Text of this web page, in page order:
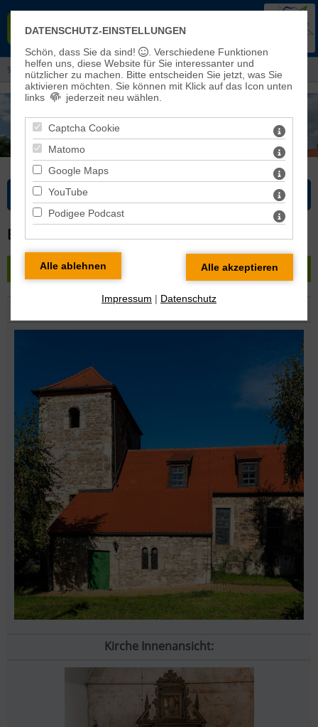
EISLEBEN-SÖMMERDA
Sie sind hier: Kirchenkreis > Pfarrbereiche und Kirchengemeinden
Bitte wählen Sie...
BURGSDORF
« zurück|Karte| Pfarrbereich Gerbstedt» Burgsdorf
Kirche Außenansicht:
Kirche Innenansicht:
DATENSCHUTZ-EINSTELLUNGEN
Schön, dass Sie da sind!
. Verschiedene Funktionen
helfen uns, diese Website für Sie interessanter und
nützlicher zu machen.
Bitte entscheiden Sie jetzt, was Sie
aktivieren möchten. Sie können mit Klick auf das Icon unten
links
jederzeit neu wählen.
Captcha Cookie
Matomo
Google Maps
YouTube
Podigee Podcast
Impressum | Datenschutz